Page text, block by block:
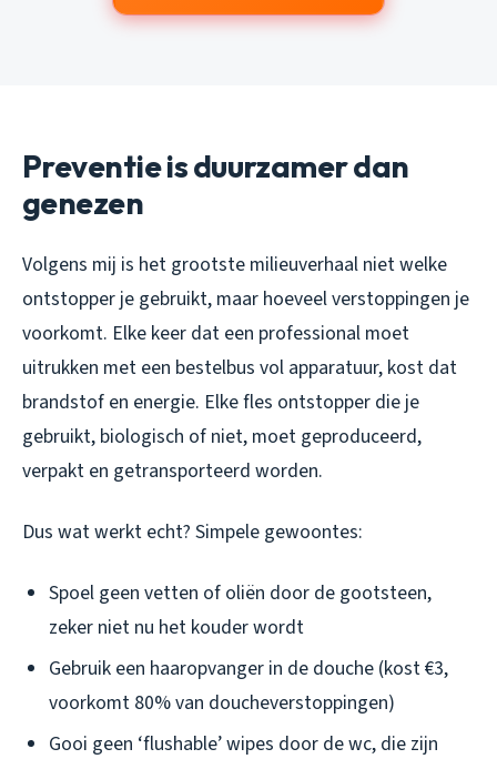
Preventie is duurzamer dan
genezen
Volgens mij is het grootste milieuverhaal niet welke
ontstopper je gebruikt, maar hoeveel verstoppingen je
voorkomt. Elke keer dat een professional moet
uitrukken met een bestelbus vol apparatuur, kost dat
brandstof en energie. Elke fles ontstopper die je
gebruikt, biologisch of niet, moet geproduceerd,
verpakt en getransporteerd worden.
Dus wat werkt echt? Simpele gewoontes:
Spoel geen vetten of oliën door de gootsteen,
zeker niet nu het kouder wordt
Gebruik een haaropvanger in de douche (kost €3,
voorkomt 80% van doucheverstoppingen)
Gooi geen ‘flushable’ wipes door de wc, die zijn